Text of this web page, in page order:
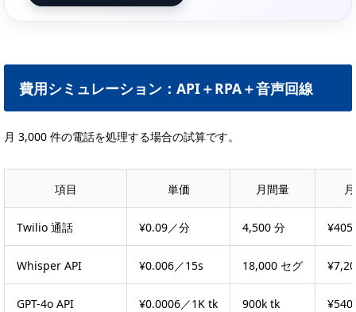
費用シミュレーション：API＋RPA＋音声回線
月 3,000 件の電話を処理する場合の試算です。
項目 単価 月間量
Twilio 通話 ¥0.09／分 4,500 分 ¥405
Whisper API ¥0.006／15s 18,000 セグ
GPT-4o API ¥0.0006／1K tk 900k tk ¥540